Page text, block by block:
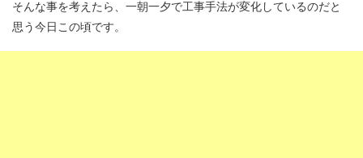
そんな事を考えたら、一朝一夕で工事手法が変化しているのだと
思う今日この頃です。